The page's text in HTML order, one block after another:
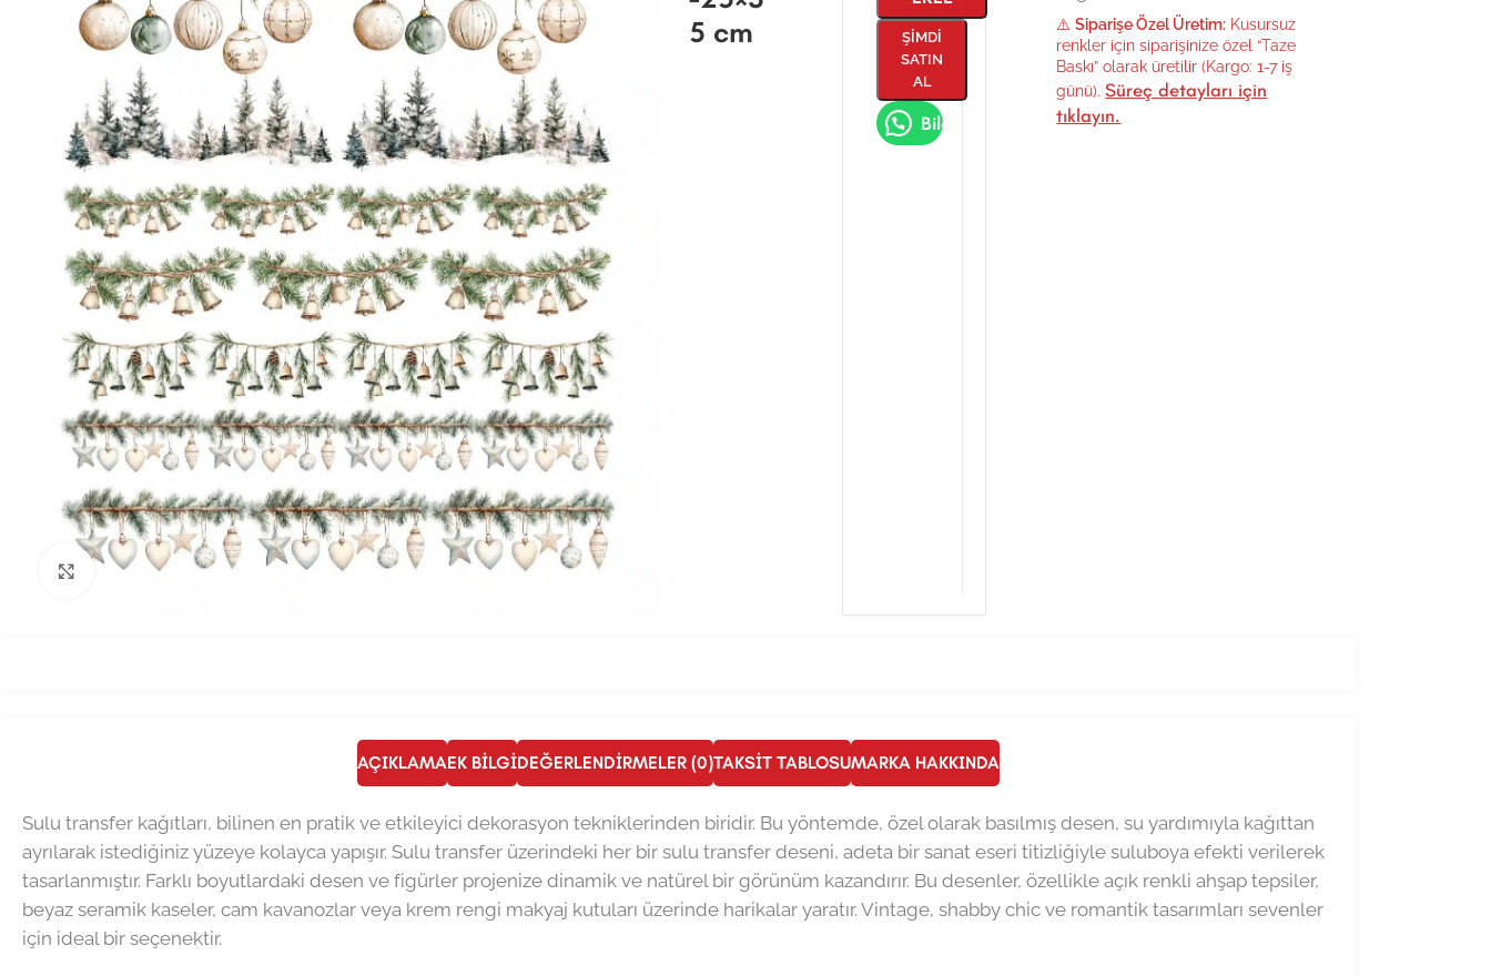
Büyütmek için tıklayın
5 cm
ŞIMDI
SATIN
AL
Bilgi Al
⚠️Siparişe Özel Üretim: Kusursuz
renkler için siparişinize özel “Taze
Baskı” olarak üretilir (Kargo: 1-7 iş
günü).Süreç detayları için
tıklayın.
AÇIKLAMAEK BILGIDEĞERLENDIRMELER (0)TAKSIT TABLOSUMARKA HAKKINDA
Sulu transfer kağıtları, bilinen en pratik ve etkileyici dekorasyon tekniklerinden biridir. Bu yöntemde, özel olarak basılmış desen, su yardımıyla kağıttan
ayrılarak istediğiniz yüzeye kolayca yapışır. Sulu transfer üzerindeki her bir sulu transfer deseni, adeta bir sanat eseri titizliğiyle suluboya efekti verilerek
tasarlanmıştır. Farklı boyutlardaki desen ve figürler projenize dinamik ve natürel bir görünüm kazandırır. Bu desenler, özellikle açık renkli ahşap tepsiler,
beyaz seramik kaseler, cam kavanozlar veya krem rengi makyaj kutuları üzerinde harikalar yaratır. Vintage, shabby chic ve romantik tasarımları sevenler
için ideal bir seçenektir.